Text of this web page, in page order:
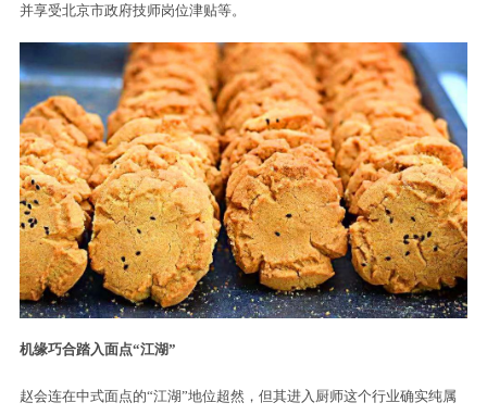
并享受北京市政府技师岗位津贴等。
机缘巧合踏入面点“江湖”
赵会连在中式面点的“江湖”地位超然，但其进入厨师这个行业确实纯属